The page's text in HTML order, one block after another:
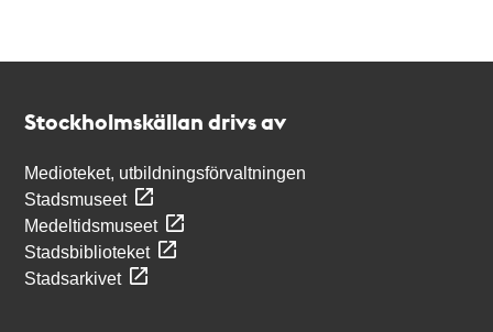
Stockholmskällan drivs av
Medioteket, utbildningsförvaltningen
Stadsmuseet
Medeltidsmuseet
Stadsbiblioteket
Stadsarkivet